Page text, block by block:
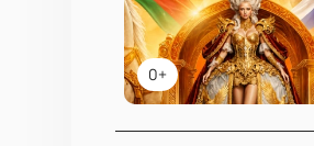
0+